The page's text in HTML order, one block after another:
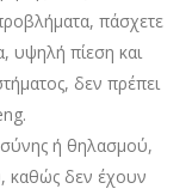
πάσχετε
υψηλή πίεση και
δεν πρέπει
ή θηλασμού,
καθώς δεν έχουν